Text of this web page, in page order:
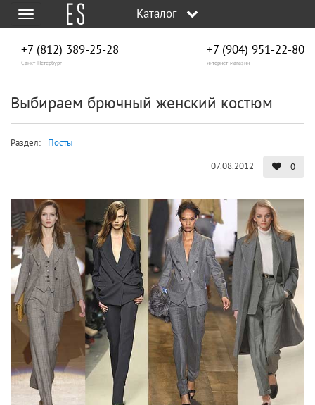
Меню Каталог
+7 (812) 389-25-28
Санкт-Петербург
+7 (904) 951‑22‑80
интернет-магазин
Выбираем брючный женский костюм
Раздел: Посты
07.08.2012
0